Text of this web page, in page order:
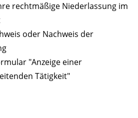
rechtmäßige Niederlassung im
oder Nachweis der
"Anzeige einer
Tätigkeit"